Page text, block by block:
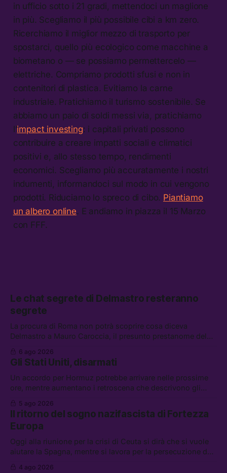
in ufficio sotto i 21 gradi, mettendoci un maglione
in più. Scegliamo il più possibile cibi a km zero.
Ricerchiamo il miglior mezzo di trasporto per
spostarci, quello più ecologico come macchine a
biometano o — se possiamo permettercelo —
elettriche. Compriamo prodotti sfusi e non in
contenitori di plastica. Evitiamo la carne
industriale. Pratichiamo il turismo sostenibile. Se
abbiamo un paio di soldi messi via, pratichiamo
l’impact investing: i capitali privati possono
contribuire a creare impatti sociali e climatici
positivi e, allo stesso tempo, rendimenti
economici. Scegliamo più accuratamente i nostri
indumenti, informandoci sul modo in cui vengono
prodotti. Riduciamo lo spreco di cibo. Piantiamo
un albero online. E andiamo in piazza il 15 Marzo
con FFF.
Le chat segrete di Delmastro resteranno
segrete
La procura di Roma non potrà scoprire cosa diceva
Delmastro a Mauro Caroccia, il presunto prestanome del
attacchi in Libano, il governo chiederà 36 miliardi di
flessibilità in armi e energia, e Grokipedia è già stata
abbandonata
6 ago 2026
Gli Stati Uniti, disarmati
Un accordo per Hormuz potrebbe arrivare nelle prossime
ore, mentre aumentano i retroscena che descrivono gli
chi aspetta i dispersi di Ceuta, il boom dei carburanti
diluiti, e quanti attivisti anti data center sono stati arrestati
5 ago 2026
Il ritorno del sogno nazifascista di Fortezza
Europa
Oggi alla riunione per la crisi di Ceuta si dirà che si vuole
aiutare la Spagna, mentre si lavora per la persecuzione dei
4 ago 2026